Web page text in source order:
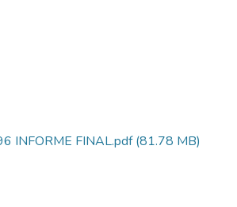
INFORME FINAL.pdf(81.78 MB)